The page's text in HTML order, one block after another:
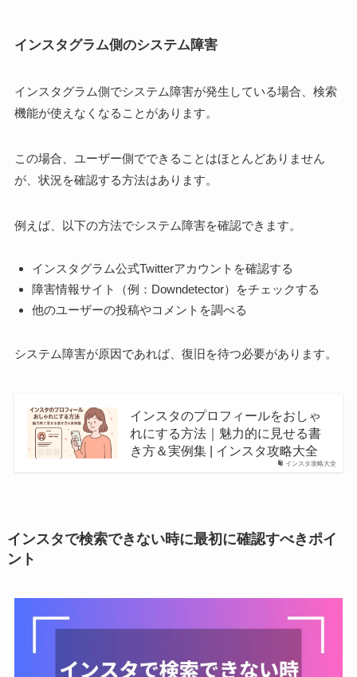
インスタグラム側のシステム障害
インスタグラム側でシステム障害が発生している場合、検索
機能が使えなくなることがあります。
この場合、ユーザー側でできることはほとんどありません
が、状況を確認する方法はあります。
例えば、以下の方法でシステム障害を確認できます。
インスタグラム公式Twitterアカウントを確認する
障害情報サイト（例：Downdetector）をチェックする
他のユーザーの投稿やコメントを調べる
システム障害が原因であれば、復旧を待つ必要があります。
インスタ攻略大全
インスタのプロフィールをおしゃ
れにする方法｜魅力的に見せる書
き方＆実例集 | インスタ攻略大全
インスタで検索できない時に最初に確認すべきポイ
ント